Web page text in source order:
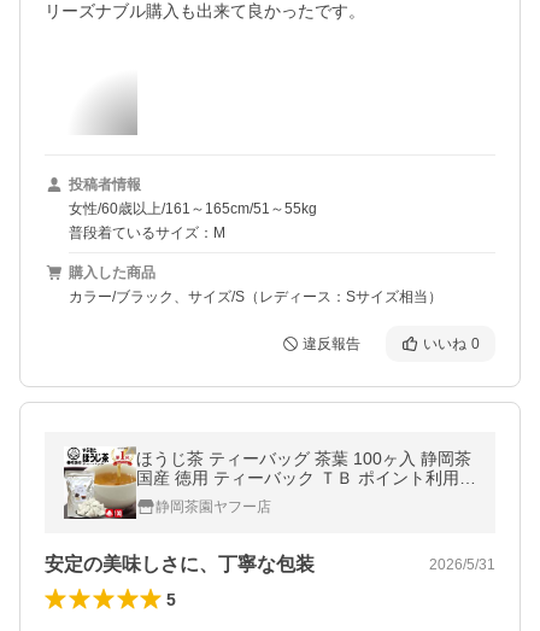
リーズナブル購入も出来て良かったです。
投稿者情報
女性/60歳以上/161～165cm/51～55kg
普段着ているサイズ：M
購入した商品
カラー/ブラック、サイズ/S（レディース：Sサイズ相当）
違反報告 いいね 0
ほうじ茶 ティーバッグ 茶葉 100ヶ入 静岡茶
国産 徳用 ティーバック ＴＢ ポイント利用
爆買静岡茶園ヤフー店
安定の美味しさに、丁寧な包装 2026/5/31
5